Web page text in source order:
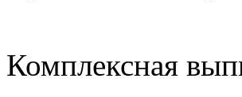
Комплексная